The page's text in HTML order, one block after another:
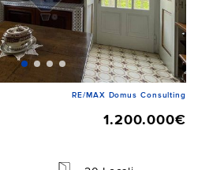
RE/MAX Domus Consulting
1.200.000€